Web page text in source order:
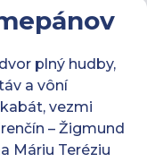
plný hudby,
a vôní
vezmi
– Žigmund
Máriu Teréziu